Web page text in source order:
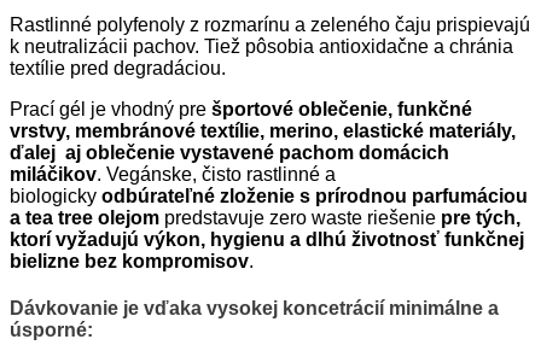
Rastlinné polyfenoly z rozmarínu a zeleného čaju prispievajú
k neutralizácii pachov. Tiež pôsobia antioxidačne a chránia
textílie pred degradáciou.
Prací gél je vhodný pre športové oblečenie, funkčné
vrstvy, membránové textílie, merino, elastické materiály,
ďalej aj oblečenie vystavené pachom domácich
miláčikov. Vegánske, čisto rastlinné a
biologicky odbúrateľné zloženie s prírodnou parfumáciou
a tea tree olejom predstavuje zero waste riešenie pre tých,
ktorí vyžadujú výkon, hygienu a dlhú životnosť funkčnej
bielizne bez kompromisov.
Dávkovanie je vďaka vysokej koncetrácií minimálne a
úsporné: